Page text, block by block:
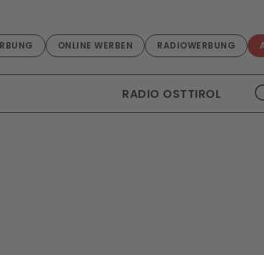
ONLINE WERBEN RADIOWERBUNG
RADIO OSTTIROL